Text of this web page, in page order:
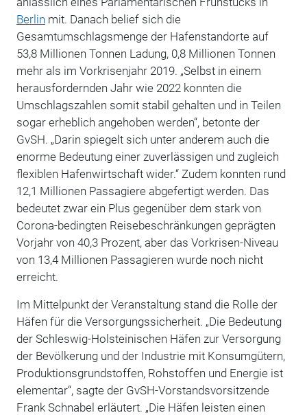
Berlin mit. Danach belief sich die
Gesamtumschlagsmenge der Hafenstandorte auf
53,8 Millionen Tonnen Ladung, 0,8 Millionen Tonnen
mehr als im Vorkrisenjahr 2019. „Selbst in einem
herausfordernden Jahr wie 2022 konnten die
Umschlagszahlen somit stabil gehalten und in Teilen
sogar erheblich angehoben werden“, betonte der
GvSH. „Darin spiegelt sich unter anderem auch die
enorme Bedeutung einer zuverlässigen und zugleich
flexiblen Hafenwirtschaft wider.“ Zudem konnten rund
12,1 Millionen Passagiere abgefertigt werden. Das
bedeutet zwar ein Plus gegenüber dem stark von
Corona-bedingten Reisebeschränkungen geprägten
Vorjahr von 40,3 Prozent, aber das Vorkrisen-Niveau
von 13,4 Millionen Passagieren wurde noch nicht
erreicht.
Im Mittelpunkt der Veranstaltung stand die Rolle der
Häfen für die Versorgungssicherheit. „Die Bedeutung
der Schleswig-Holsteinischen Häfen zur Versorgung
der Bevölkerung und der Industrie mit Konsumgütern,
Produktionsgrundstoffen, Rohstoffen und Energie ist
elementar“, sagte der GvSH-Vorstandsvorsitzende
Frank Schnabel erläutert. „Die Häfen leisten einen